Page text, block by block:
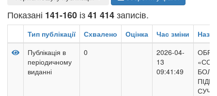
Показані 141-160 із41 414записів.
Тип публікації Схвалено Оцінка Час зміни
Публікація в
періодичному
виданні
0
2026-04-
13
09:41:49